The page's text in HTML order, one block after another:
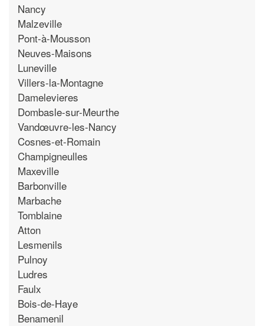
Nancy
Malzeville
Pont-à-Mousson
Neuves-Maisons
Luneville
Villers-la-Montagne
Damelevieres
Dombasle-sur-Meurthe
Vandœuvre-les-Nancy
Cosnes-et-Romain
Champigneulles
Maxeville
Barbonville
Marbache
Tomblaine
Atton
Lesmenils
Pulnoy
Ludres
Faulx
Bois-de-Haye
Benamenil